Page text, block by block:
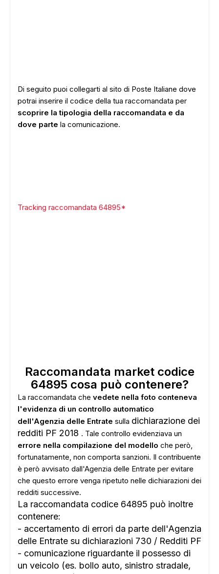
ADS
Di seguito puoi collegarti al sito di Poste Italiane dove
potrai inserire il codice della tua raccomandata per
scoprire la tipologia della raccomandata e da
dove parte la comunicazione.
Tracking raccomandata 64895*
Raccomandata market codice
64895 cosa può contenere?
La raccomandata che vedete nella foto conteneva
l'evidenza di un controllo automatico
dell'Agenzia delle Entrate sulla dichiarazione dei
redditi PF 2018 . Tale controllo evidenziava un
errore nella compilazione del modello che però,
fortunatamente, non comporta sanzioni. Il contribuente
è però avvisato dall'Agenzia delle Entrate per evitare
che questo errore venga ripetuto nelle dichiarazioni dei
redditi successive.
La raccomandata codice 64895 può inoltre
contenere:
- accertamento di errori da parte dell'Agenzia
delle Entrate su dichiarazioni 730 / Redditi PF
- comunicazione riguardante il possesso di
un veicolo (es. bollo auto, sinistro stradale,